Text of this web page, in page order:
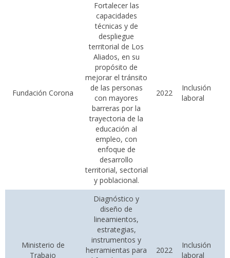
Fundación Corona
Fortalecer las
capacidades
técnicas y de
despliegue
territorial de Los
Aliados, en su
propósito de
mejorar el tránsito
de las personas
con mayores
barreras por la
trayectoria de la
educación al
empleo, con
enfoque de
desarrollo
territorial, sectorial
y poblacional.
2022
Inclusión
laboral
Ministerio de
Trabajo
Diagnóstico y
diseño de
lineamientos,
estrategias,
instrumentos y
herramientas para
2022
Inclusión
laboral